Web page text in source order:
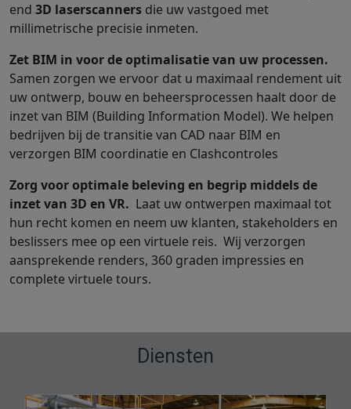
end 3D laserscanners die uw vastgoed met
millimetrische precisie inmeten.
Zet BIM in voor de optimalisatie van uw processen.
Samen zorgen we ervoor dat u maximaal rendement uit
uw ontwerp, bouw en beheersprocessen haalt door de
inzet van BIM (Building Information Model). We helpen
bedrijven bij de transitie van CAD naar BIM en
verzorgen BIM coordinatie en Clashcontroles
Zorg voor optimale beleving en begrip middels de
inzet van 3D en VR. Laat uw ontwerpen maximaal tot
hun recht komen en neem uw klanten, stakeholders en
beslissers mee op een virtuele reis. Wij verzorgen
aansprekende renders, 360 graden impressies en
complete virtuele tours.
Diensten